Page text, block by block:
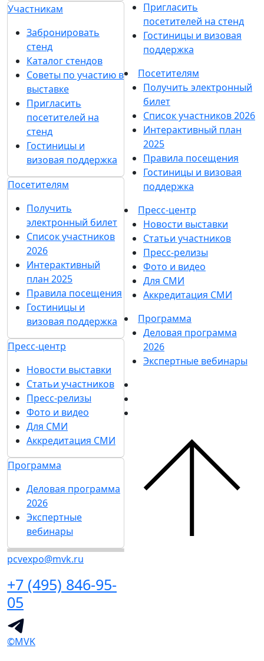
Участникам
Забронировать
стенд
Каталог стендов
Советы по участию в
выставке
Пригласить
посетителей на
стенд
Гостиницы и
визовая поддержка
Посетителям
Получить
электронный билет
Список участников
2026
Интерактивный
план 2025
Правила посещения
Гостиницы и
визовая поддержка
Пресс-центр
Новости выставки
Статьи участников
Пресс-релизы
Фото и видео
Для СМИ
Аккредитация СМИ
Программа
Деловая программа
2026
Экспертные
вебинары
pcvexpo@mvk.ru
+7 (495) 846-95-
05
Пригласить
посетителей на стенд
Гостиницы и визовая
поддержка
Посетителям
Получить электронный
билет
Список участников 2026
Интерактивный план
2025
Правила посещения
Гостиницы и визовая
поддержка
Пресс-центр
Новости выставки
Статьи участников
Пресс-релизы
Фото и видео
Для СМИ
Аккредитация СМИ
Программа
Деловая программа
2026
Экспертные вебинары
©MVK